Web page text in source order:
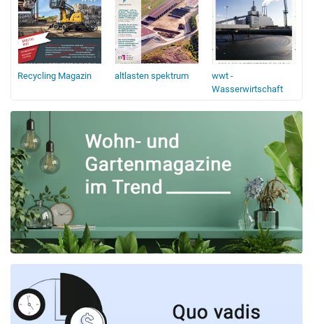
Recycling Magazin altlasten spektrum
wwt -
Wasserwirtschaft